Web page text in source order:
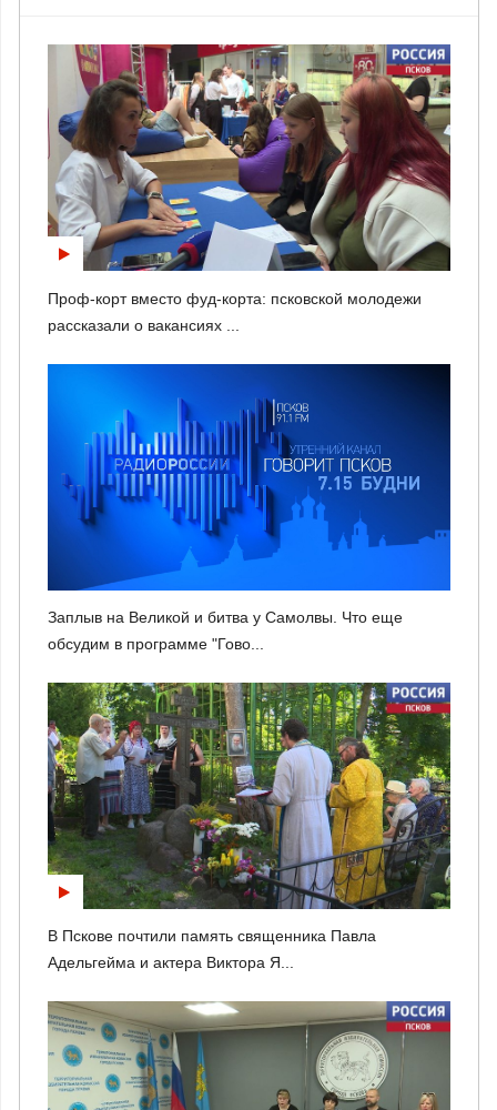
Проф-корт вместо фуд-корта: псковской молодежи
рассказали о вакансиях ...
Заплыв на Великой и битва у Самолвы. Что еще
обсудим в программе "Гово...
В Пскове почтили память священника Павла
Адельгейма и актера Виктора Я...